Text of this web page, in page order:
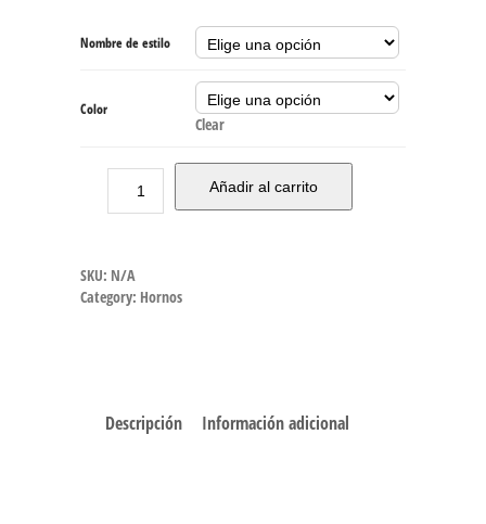
Nombre de estilo
Color
Clear
Añadir al carrito
SKU: N/A
Category: Hornos
Descripción Información adicional